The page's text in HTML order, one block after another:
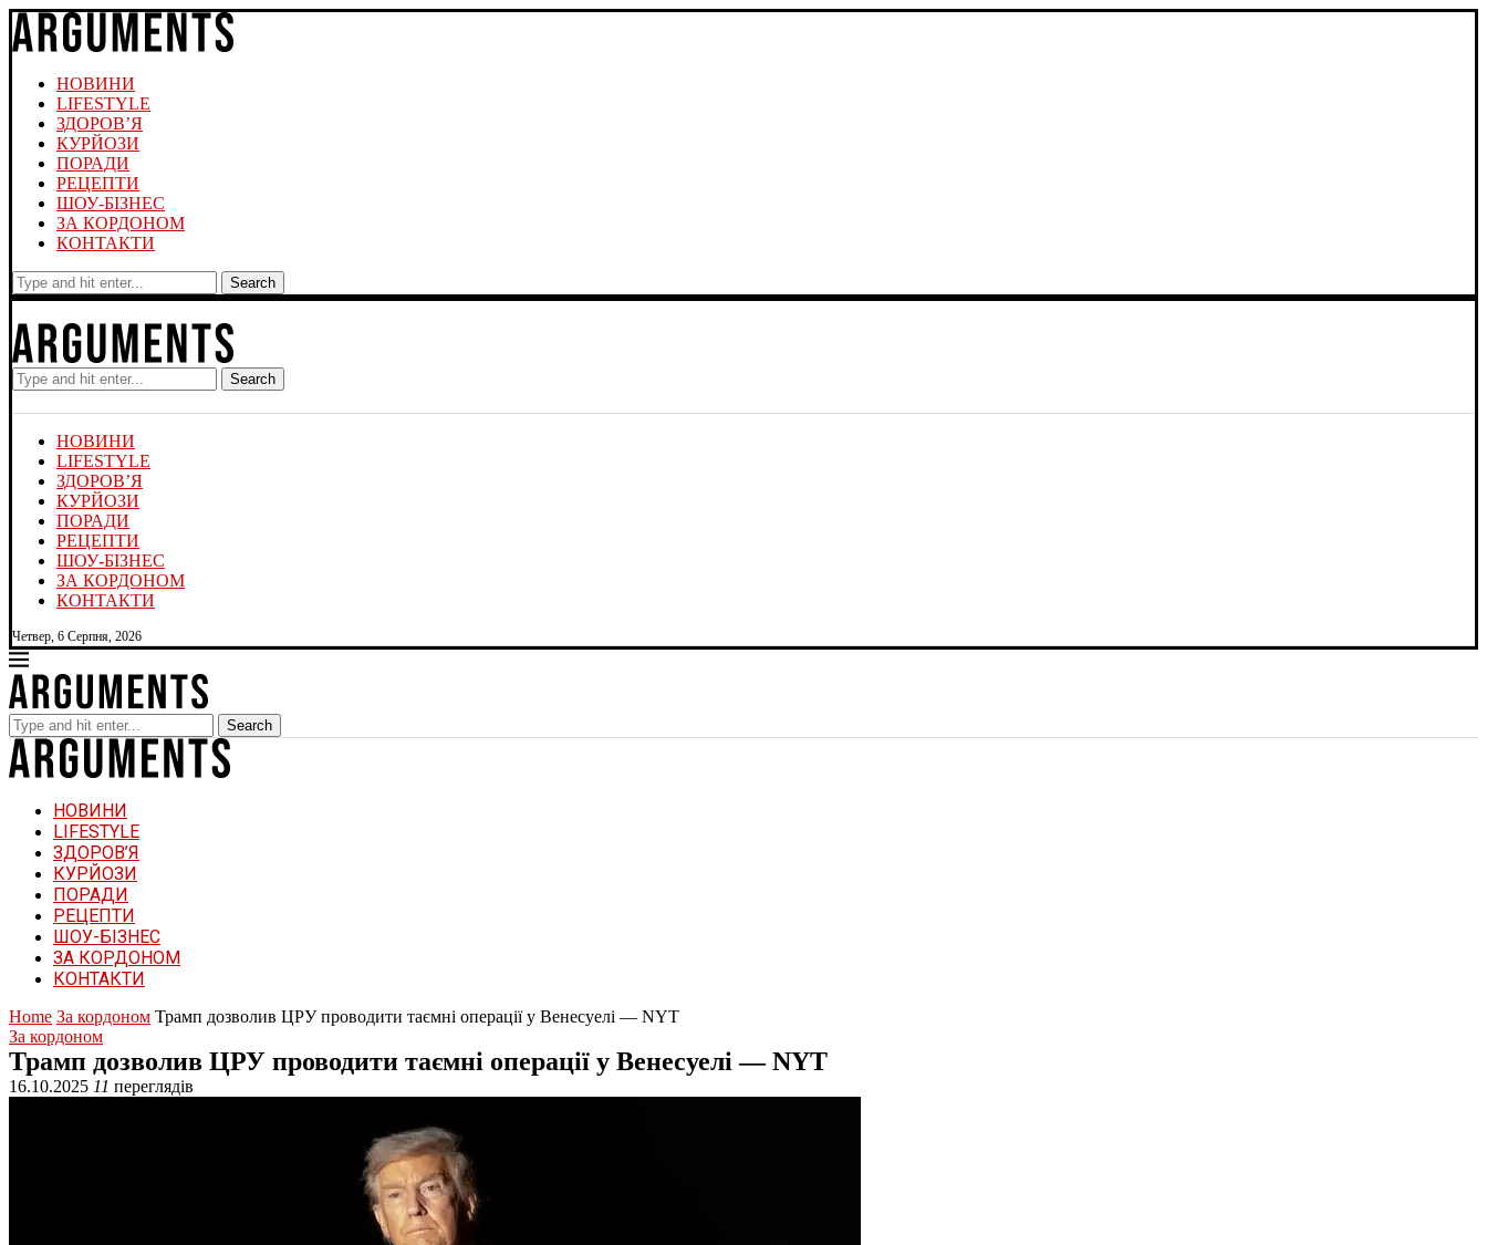
НОВИНИ
LIFESTYLE
ЗДОРОВ’Я
КУРЙОЗИ
ПОРАДИ
РЕЦЕПТИ
ШОУ-БІЗНЕС
ЗА КОРДОНОМ
КОНТАКТИ
Search
Search
НОВИНИ
LIFESTYLE
ЗДОРОВ’Я
КУРЙОЗИ
ПОРАДИ
РЕЦЕПТИ
ШОУ-БІЗНЕС
ЗА КОРДОНОМ
КОНТАКТИ
Четвер, 6 Серпня, 2026
Search
НОВИНИ
LIFESTYLE
ЗДОРОВ’Я
КУРЙОЗИ
ПОРАДИ
РЕЦЕПТИ
ШОУ-БІЗНЕС
ЗА КОРДОНОМ
КОНТАКТИ
Home За кордоном Трамп дозволив ЦРУ проводити таємні операції у Венесуелі — NYT
За кордоном
Трамп дозволив ЦРУ проводити таємні операції у Венесуелі — NYT
16.10.2025 11 переглядів